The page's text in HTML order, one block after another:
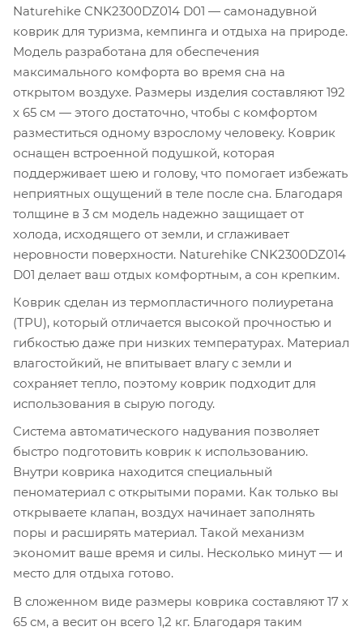
Naturehike CNK2300DZ014 D01 — самонадувной
коврик для туризма, кемпинга и отдыха на природе.
Модель разработана для обеспечения
максимального комфорта во время сна на
открытом воздухе. Размеры изделия составляют 192
х 65 см — этого достаточно, чтобы с комфортом
разместиться одному взрослому человеку. Коврик
оснащен встроенной подушкой, которая
поддерживает шею и голову, что помогает избежать
неприятных ощущений в теле после сна. Благодаря
толщине в 3 см модель надежно защищает от
холода, исходящего от земли, и сглаживает
неровности поверхности. Naturehike CNK2300DZ014
D01 делает ваш отдых комфортным, а сон крепким.
Коврик сделан из термопластичного полиуретана
(TPU), который отличается высокой прочностью и
гибкостью даже при низких температурах. Материал
влагостойкий, не впитывает влагу с земли и
сохраняет тепло, поэтому коврик подходит для
использования в сырую погоду.
Система автоматического надувания позволяет
быстро подготовить коврик к использованию.
Внутри коврика находится специальный
пеноматериал с открытыми порами. Как только вы
открываете клапан, воздух начинает заполнять
поры и расширять материал. Такой механизм
экономит ваше время и силы. Несколько минут — и
место для отдыха готово.
В сложенном виде размеры коврика составляют 17 х
65 см, а весит он всего 1,2 кг. Благодаря таким